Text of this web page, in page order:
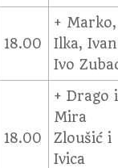
18.00
+ Marko,
Ilka,
Ivo
18.00
+ Drago i
Mira
Zloušić i
Ivica